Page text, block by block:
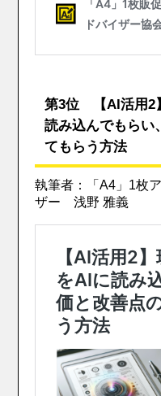
第3位 【AI活用2
読み込んでもらい
てもらう方法
執筆者：「A4」1枚
ザー 浅野 雅義